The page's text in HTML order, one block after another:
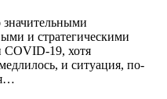
и стратегическими
COVID-19, хотя
и ситуация, по-